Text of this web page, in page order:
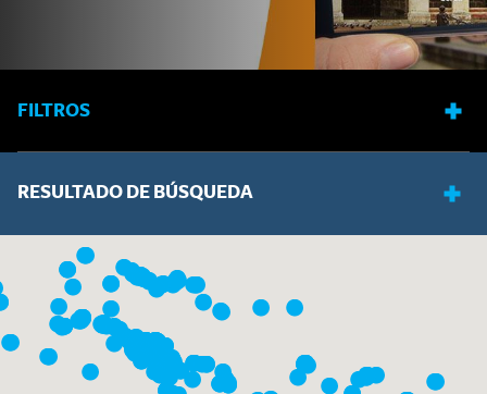
FILTROS
RESULTADO DE BÚSQUEDA